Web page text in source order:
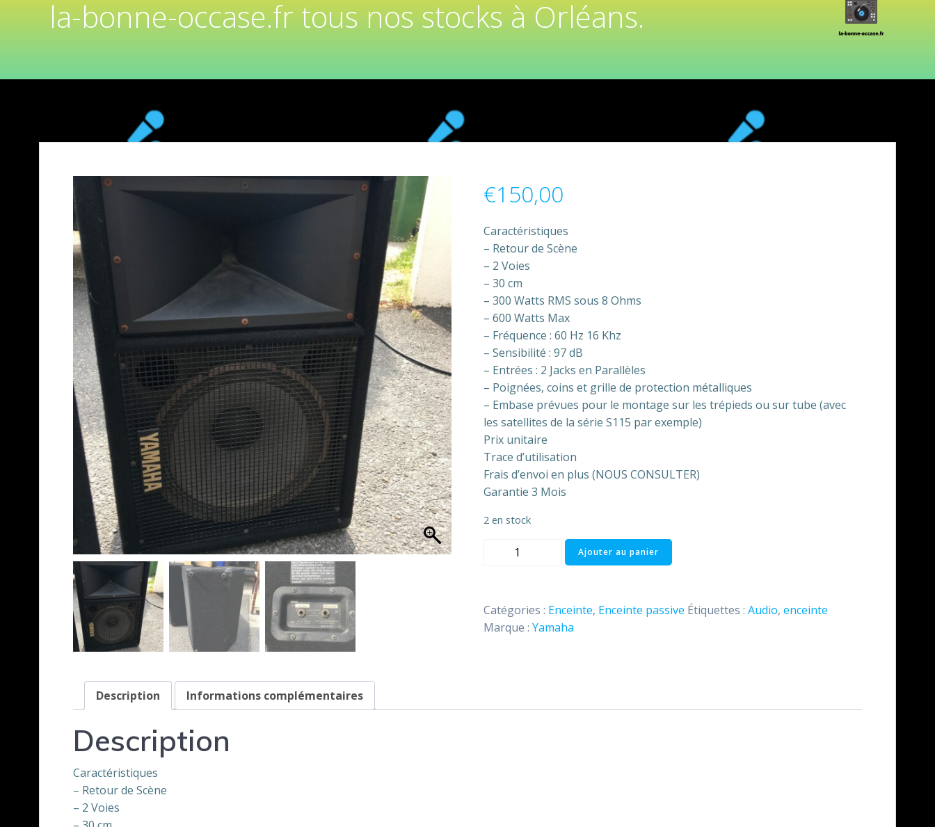
la-bonne-occase.fr tous nos stocks à Orléans.
€150,00
Caractéristiques
– Retour de Scène
– 2 Voies
– 30 cm
– 300 Watts RMS sous 8 Ohms
– 600 Watts Max
– Fréquence : 60 Hz 16 Khz
– Sensibilité : 97 dB
– Entrées : 2 Jacks en Parallèles
– Poignées, coins et grille de protection métalliques
– Embase prévues pour le montage sur les trépieds ou sur tube (avec
les satellites de la série S115 par exemple)
Prix unitaire
Trace d’utilisation
Frais d’envoi en plus (NOUS CONSULTER)
Garantie 3 Mois
2 en stock
quantité
112V
Yamaha
Ajouter au panier
Catégories : Enceinte, Enceinte passive Étiquettes : Audio, enceinte
Marque : Yamaha
Description Informations complémentaires
Description
Caractéristiques
– Retour de Scène
– 2 Voies